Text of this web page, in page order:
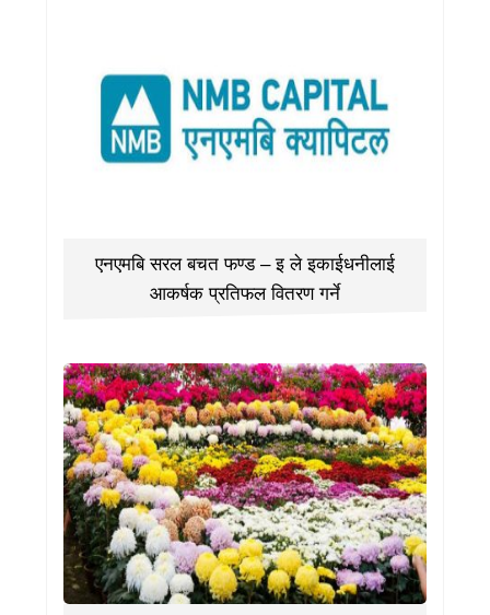
एनएमबि सरल बचत फण्ड – इ ले इकाईधनीलाई
आकर्षक प्रतिफल वितरण गर्ने